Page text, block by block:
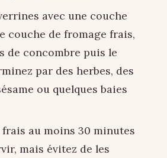
avec une couche
couche de fromage frais,
de concombre puis le
par des herbes, des
ou quelques baies
frais au moins 30 minutes
mais évitez de les